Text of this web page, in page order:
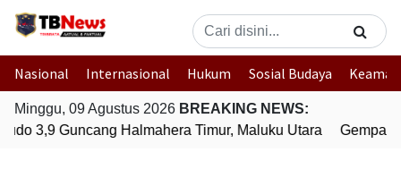
Nasional Internasional Hukum Sosial Budaya
Minggu, 09 Agustus 2026 BREAKING NEWS:
3,9 Guncang Halmahera Timur, Maluku Utara
Gempa